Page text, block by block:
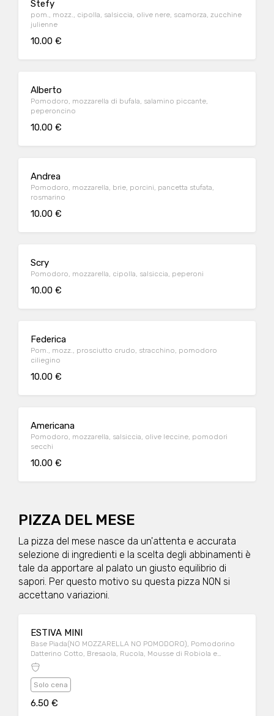
Stefy
pom., mozz., cipolla, salsiccia, olive nere, scamorza, zucchine
julienne
10.00 €
Alberto
Pomodoro, mozzarella di bufala, salamino piccante,
peperoncino
10.00 €
Andrea
Pomodoro, mozzarella, brie, porcini, pancetta stufata,
rosmarino
10.00 €
Scry
Pomodoro, mozzarella, cipolla, salsiccia, peperoni
10.00 €
Federica
Pom., mozz., prosciutto crudo, stracchino, pomodoro
ciliegino
10.00 €
Americana
Pomodoro, mozzarella, salsiccia, olive leccine, pomodori
secchi
10.00 €
PIZZA DEL MESE
La pizza del mese nasce da un'attenta e accurata
selezione di ingredienti e la scelta degli abbinamenti è
tale da apportare al palato un giusto equilibrio di
sapori. Per questo motivo su questa pizza NON si
accettano variazioni.
ESTIVA MINI
Base Piada(NO MOZZARELLA NO POMODORO), Pomodorino
Datterino Cotto, Bresaola, Rucola, Mousse di Robiola e
Avocado a ciuffi, Zest di Lime, Semi di Sesamo
Solo cena
6.50 €